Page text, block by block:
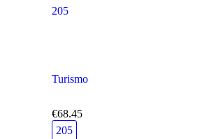
205
Turismo
€68.45
205